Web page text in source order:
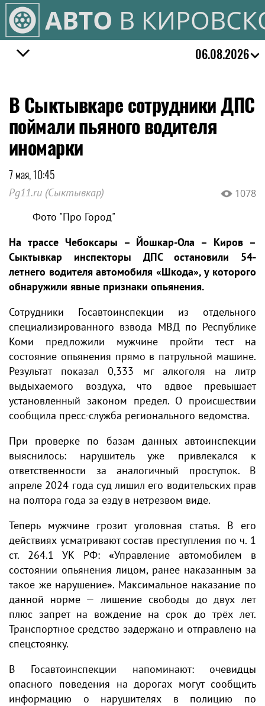
АВТО В
06.08.2026
В Сыктывкаре сотрудники ДПС
поймали пьяного водителя
иномарки
7 мая, 10:45
Pg11.ru (Сыктывкар) 1078
Фото "Про Город"
На трассе Чебоксары – Йошкар-Ола – Киров –
Сыктывкар инспекторы ДПС остановили 54-
летнего водителя автомобиля «Шкода», у которого
обнаружили явные признаки опьянения.
Сотрудники Госавтоинспекции из отдельного
специализированного взвода МВД по Республике
Коми предложили мужчине пройти тест на
состояние опьянения прямо в патрульной машине.
Результат показал 0,333 мг алкоголя на литр
выдыхаемого воздуха, что вдвое превышает
установленный законом предел. О происшествии
сообщила пресс-служба регионального ведомства.
При проверке по базам данных автоинспекции
выяснилось: нарушитель уже привлекался к
ответственности за аналогичный проступок. В
апреле 2024 года суд лишил его водительских прав
на полтора года за езду в нетрезвом виде.
Теперь мужчине грозит уголовная статья. В его
действиях усматривают состав преступления по ч. 1
ст. 264.1 УК РФ: «Управление автомобилем в
состоянии опьянения лицом, ранее наказанным за
такое же нарушение». Максимальное наказание по
данной норме — лишение свободы до двух лет
плюс запрет на вождение на срок до трёх лет.
Транспортное средство задержано и отправлено на
спецстоянку.
В Госавтоинспекции напоминают: очевидцы
опасного поведения на дорогах могут сообщить
информацию о нарушителях в полицию по